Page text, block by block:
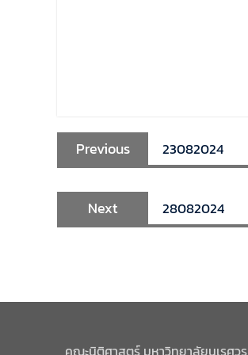
Previous 23082024
Next 28082024
คณะนิติศาสตร์ มหาวิทยาลัยนเรศวร